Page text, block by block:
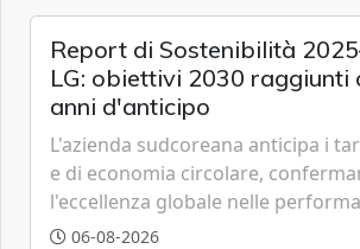
Report di Sostenibilità
LG: obiettivi 2030 raggiunti
anni d'anticipo
L'azienda sudcoreana anticipa i
e di economia circolare,
l'eccellenza globale nelle
grazie a innovazione, accessibilità
06-08-2026